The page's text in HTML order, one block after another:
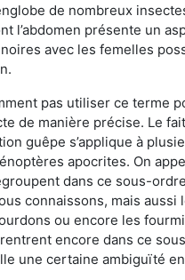
de nombreux
l’abdomen présente un
avec les femelles
pas utiliser ce terme
de manière précise. Le fait
guêpe s’applique à
apocrites. On
dans ce sous-
connaissons, mais aussi
ou encore les
encore dans ce
une certaine ambiguïté